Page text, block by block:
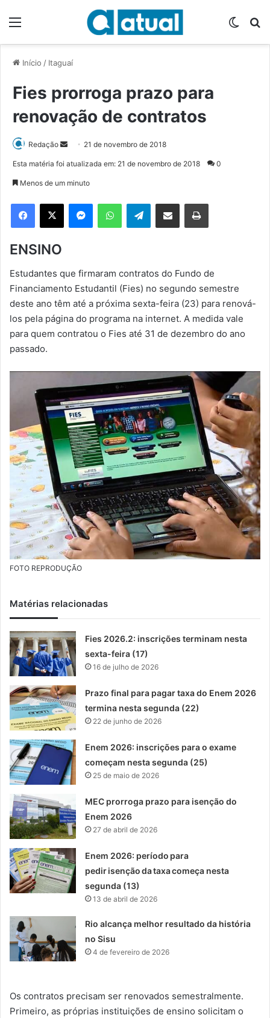
Início / Itaguaí
Fies prorroga prazo para
renovação de contratos
Redação
d
e
m
m
a
i
l
21 de novembro de 2018
Esta matéria foi atualizada em: 21 de novembro de 2018 0
Menos de um minuto
Telegram
ENSINO
Estudantes que firmaram contratos do Fundo de
Financiamento Estudantil (Fies) no segundo semestre
deste ano têm até a próxima sexta-feira (23) para renová-
los pela página do programa na internet. A medida vale
para quem contratou o Fies até 31 de dezembro do ano
passado.
FOTO REPRODUÇÃO
Matérias relacionadas
Fies 2026.2: inscrições terminam nesta
sexta-feira (17)
16 de julho de 2026
Prazo final para pagar taxa do Enem 2026
termina nesta segunda (22)
22 de junho de 2026
Enem 2026: inscrições para o exame
começam nesta segunda (25)
25 de maio de 2026
MEC prorroga prazo para isenção do
Enem 2026
27 de abril de 2026
Enem 2026: período para
pedir isenção da taxa começa nesta
segunda (13)
13 de abril de 2026
Rio alcança melhor resultado da história
no Sisu
4 de fevereiro de 2026
Os contratos precisam ser renovados semestralmente.
Primeiro, as próprias instituições de ensino solicitam o